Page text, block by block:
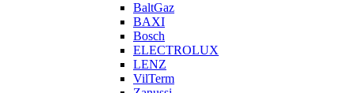
BaltGaz
BAXI
Bosch
ELECTROLUX
LENZ
VilTerm